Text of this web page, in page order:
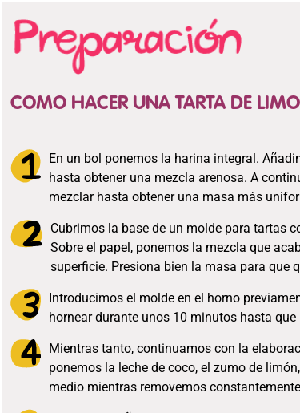
COMO HACER UNA TARTA DE
En un bol ponemos la harina integral.
hasta obtener una mezcla arenosa. A
mezclar hasta obtener una masa más
Cubrimos la base de un molde para tartas
Sobre el papel, ponemos la mezcla que
superficie. Presiona bien la masa para que
Introducimos el molde en el horno
hornear durante unos 10 minutos hasta que
Mientras tanto, continuamos con la
ponemos la leche de coco, el zumo de
medio mientras removemos